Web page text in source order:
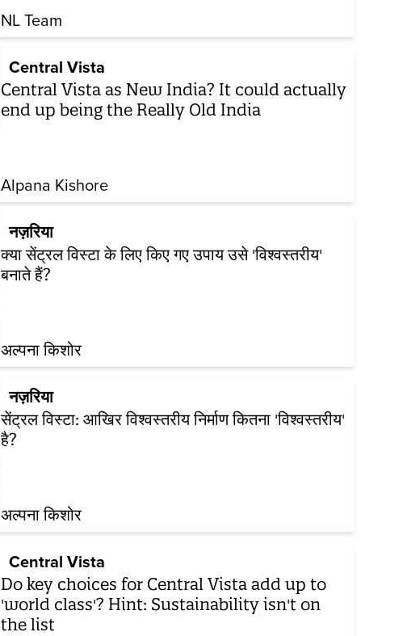
NL Team
Central Vista
Central Vista as New India? It could actually
end up being the Really Old India
Alpana Kishore
नज़रिया
क्या सेंट्रल विस्टा के लिए किए गए उपाय उसे 'विश्वस्तरीय'
बनाते हैं?
अल्पना किशोर
नज़रिया
सेंट्रल विस्टा: आखिर विश्वस्तरीय निर्माण कितना 'विश्वस्तरीय'
है?
अल्पना किशोर
Central Vista
Do key choices for Central Vista add up to
'world class'? Hint: Sustainability isn't on
the list